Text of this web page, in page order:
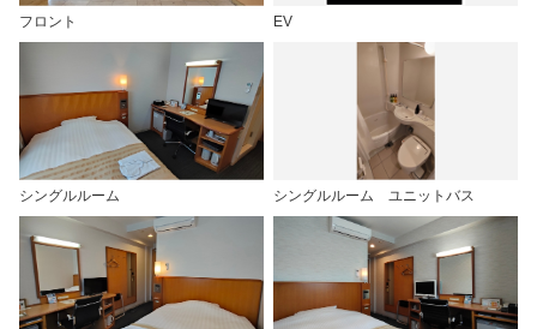
フロント EV
シングルルーム シングルルーム ユニットバス